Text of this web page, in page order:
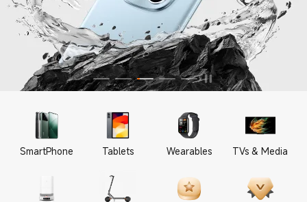
SmartPhone Tablets Wearables TVs & Media